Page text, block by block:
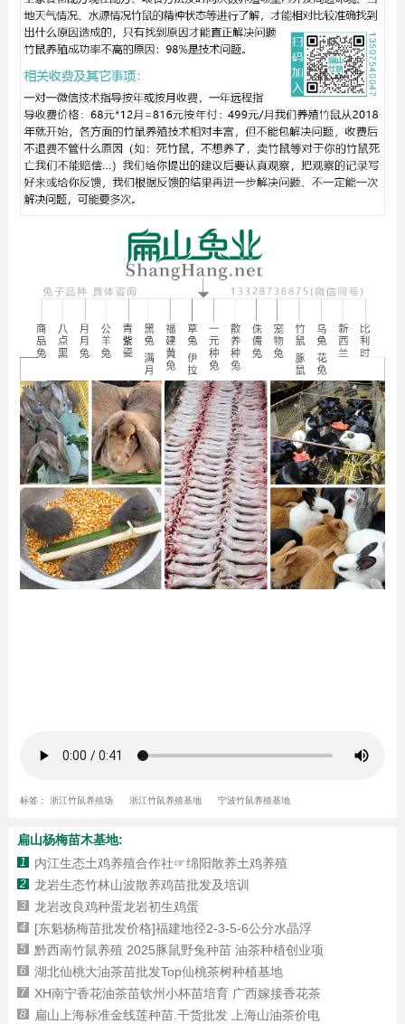
标签： 浙江竹鼠养殖场 浙江竹鼠养殖基地 宁波竹鼠养殖基地
扁山杨梅苗木基地:
1 内江生态土鸡养殖合作社☞绵阳散养土鸡养殖
2 龙岩生态竹林山波散养鸡苗批发及培训
3 龙岩改良鸡种蛋龙岩初生鸡蛋
4 [东魁杨梅苗批发价格]福建地径2-3-5-6公分水晶浮
5 黔西南竹鼠养殖 2025豚鼠野兔种苗 油茶种植创业项
6 湖北仙桃大油茶苗批发Top仙桃茶树种植基地
7 XH南宁香花油茶苗钦州小杯苗培育 广西嫁接香花茶
8 扁山上海标准金线莲种苗.干货批发 上海山油茶价电